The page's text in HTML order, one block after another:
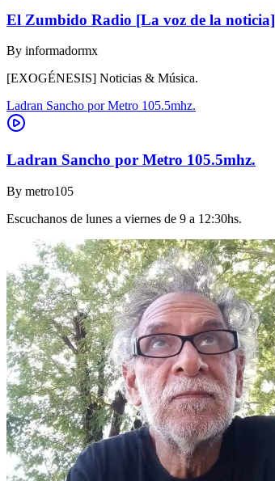
El Zumbido Radio [La voz de la noticia]
By informadormx
[EXOGÉNESIS] Noticias & Música.
Ladran Sancho por Metro 105.5mhz.
Ladran Sancho por Metro 105.5mhz.
By metro105
Escuchanos de lunes a viernes de 9 a 12:30hs.